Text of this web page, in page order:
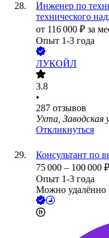
Инженер по
технического
от 116 000 ₽ за
Опыт 1-3 года
ЛУКОЙЛ
3.8
•
287 отзывов
Ухта, Заводская
Откликнуться
Консультант по
75 000 – 100 000 ₽
Опыт 1-3 года
Можно удалённо